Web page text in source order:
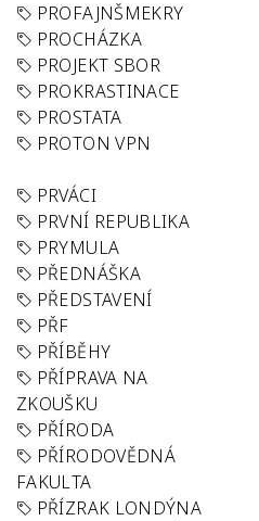
PROFAJNŠMEKRY
PROCHÁZKA
PROJEKT SBOR
PROKRASTINACE
PROSTATA
PROTON VPN
PRVÁCI
PRVNÍ REPUBLIKA
PRYMULA
PŘEDNÁŠKA
PŘEDSTAVENÍ
PŘF
PŘÍBĚHY
PŘÍPRAVA NA
ZKOUŠKU
PŘÍRODA
PŘÍRODOVĚDNÁ
FAKULTA
PŘÍZRAK LONDÝNA